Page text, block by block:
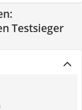
Testsieger